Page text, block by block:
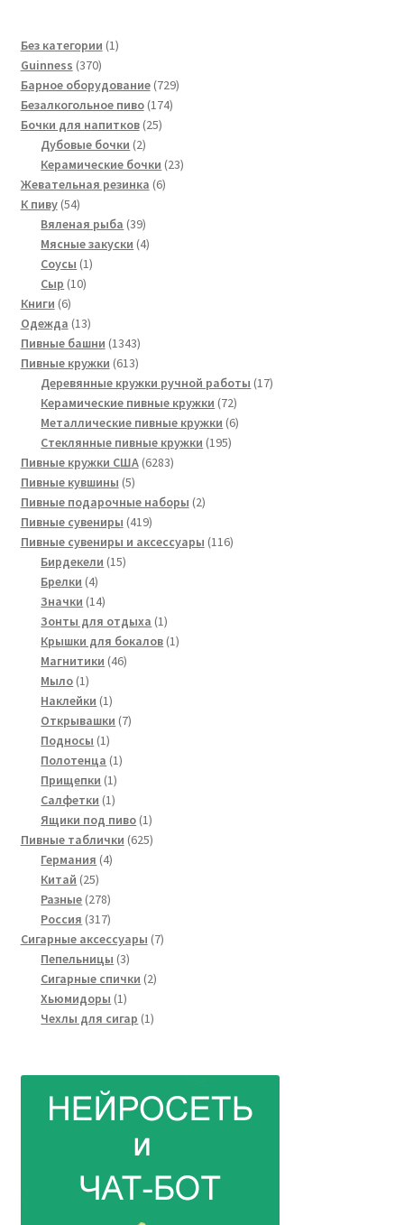
Без категории 11
Guinness 370370
товаров
Барное оборудование 729729
Безалкогольное пиво 174174
Бочки для напитков 2525
Дубовые бочки 22
товара
Керамические бочки 2323
Жевательная резинка 66
К пиву 5454
товара
Вяленая рыба 3939
товаров
Мясные закуски 44
Соусы 11
Сыр 1010
Книги 66
товаров
Одежда 1313
товаров
Пивные башни 13431343
товара
Пивные кружки 613613
товаров
Деревянные кружки ручной работы 1717
Керамические пивные кружки 7272
товара
Металлические пивные кружки 66
Стеклянные пивные кружки 195195
Пивные кружки США 62836283
Пивные кувшины 55
товаров
Пивные подарочные наборы 22
Пивные сувениры 419419
товаров
Пивные сувениры и аксессуары 116116
Бирдекели 1515
Брелки 44
товара
Значки 1414
товаров
Зонты для отдыха 11
товар
Крышки для бокалов 11
Магнитики 4646
Мыло 11
товар
Наклейки 11
товар
Открывашки 77
Подносы 11
товар
Полотенца 11
Прищепки 11
товар
Салфетки 11
товар
Ящики под пиво 11
товар
Пивные таблички 625625
Германия 44
Китай 2525
товаров
Разные 278278
товаров
Россия 317317
товаров
Сигарные аксессуары 77
Пепельницы 33
товара
Сигарные спички 22
Хьюмидоры 11
товар
Чехлы для сигар 11